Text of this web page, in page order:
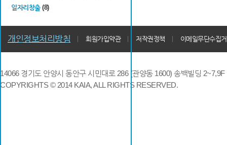
일자리창출 (8)
개인정보처리방침 회원가입약관 저작권정책 이메일무단수집
14066 경기도 안양시 동안구 시민대로 286 (관양동 1600) 송백빌딩
COPYRIGHTS © 2014 KAIA, ALL RIGHTS RESERVED.